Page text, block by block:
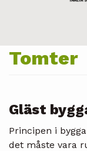
Tomter
Gläst
Principen i
det måste vara